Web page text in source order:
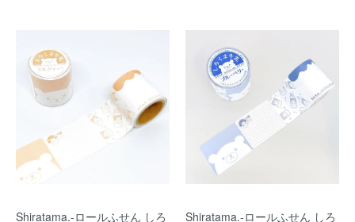
Shiratama.-ロールふせん しろ
Shiratama.-ロールふせん しろ